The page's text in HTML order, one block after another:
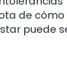
de cómo
puede